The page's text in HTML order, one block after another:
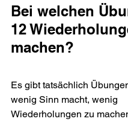
Bei welchen
12
machen?
Es gibt tatsächlich
wenig Sinn macht, wenig
Wiederholungen zu